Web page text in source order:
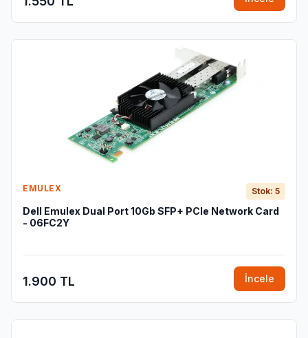
EMULEX Stok: 5
Dell Emulex Dual Port 10Gb SFP+ PCIe Network Card
- 06FC2Y
1.900 TL İncele